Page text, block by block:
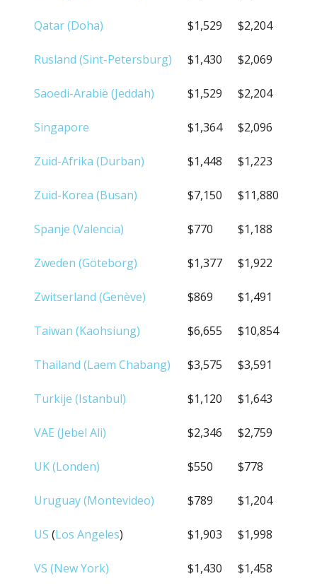
Qatar (Doha) $1,529 $2,204
Rusland (Sint-Petersburg) $1,430 $2,069
Saoedi-Arabië (Jeddah) $1,529 $2,204
Singapore $1,364 $2,096
Zuid-Afrika (Durban) $1,448 $1,223
Zuid-Korea (Busan) $7,150 $11,880
Spanje (Valencia) $770 $1,188
Zweden (Göteborg) $1,377 $1,922
Zwitserland (Genève) $869 $1,491
Taiwan (Kaohsiung) $6,655 $10,854
Thailand (Laem Chabang) $3,575 $3,591
Turkije (Istanbul) $1,120 $1,643
VAE (Jebel Ali) $2,346 $2,759
UK (Londen) $550 $778
Uruguay (Montevideo) $789 $1,204
US (Los Angeles) $1,903 $1,998
VS (New York) $1,430 $1,458